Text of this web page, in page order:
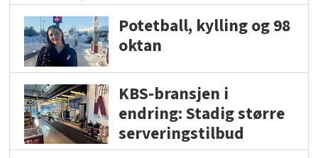
Potetball, kylling og 98
oktan
KBS-bransjen i
endring: Stadig større
serveringstilbud